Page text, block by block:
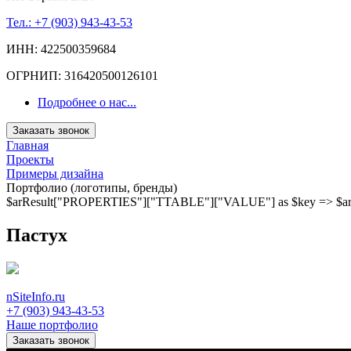
Тел.: +7 (903) 943-43-53
ИНН: 422500359684
ОГРНИП: 316420500126101
Подробнее о нас...
Заказать звонок
Главная
Проекты
Примеры дизайна
Портфолио (логотипы, бренды)
$arResult["PROPERTIES"]["TTABLE"]["VALUE"] as $key =>
Пастух
nSiteInfo.ru
+7 (903) 943-43-53
Наше портфолио
Заказать звонок